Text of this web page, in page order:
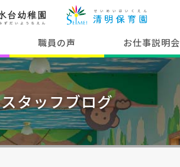
職員の声 お仕事説明会
スタッフブログ